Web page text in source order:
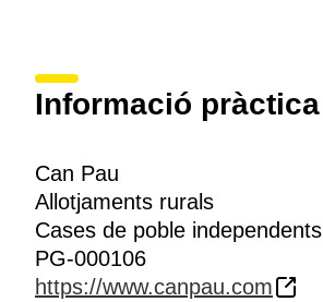
Informació pràctica
Can Pau
Allotjaments rurals
Cases de poble independents
PG-000106
https://www.canpau.com